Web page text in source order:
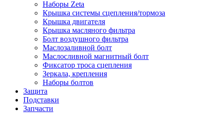
Наборы Zeta
Крышка системы сцепления/тормоза
Крышка двигателя
Крышка масляного фильтра
Болт воздушного фильтра
Маслозаливной болт
Маслосливной магнитный болт
Фиксатор троса сцепления
Зеркала, крепления
Наборы болтов
Защита
Подставки
Запчасти